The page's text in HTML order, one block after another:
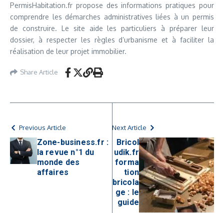
PermisHabitation.fr propose des informations pratiques pour
comprendre les démarches administratives liées à un permis
de construire. Le site aide les particuliers à préparer leur
dossier, à respecter les règles d’urbanisme et à faciliter la
réalisation de leur projet immobilier.
Share Article
Previous Article
Zone-business.fr :
la revue n°1 du
monde des
affaires
Next Article
Bricol
udik.fr
forma
tion
bricola
ge : le
guide